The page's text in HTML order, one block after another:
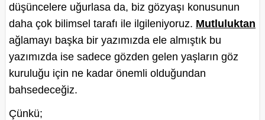
düşüncelere uğurlasa da, biz gözyaşı konusunun
daha çok bilimsel tarafı ile ilgileniyoruz. Mutluluktan
ağlamayı başka bir yazımızda ele almıştık bu
yazımızda ise sadece gözden gelen yaşların göz
kuruluğu için ne kadar önemli olduğundan
bahsedeceğiz.
Çünkü;